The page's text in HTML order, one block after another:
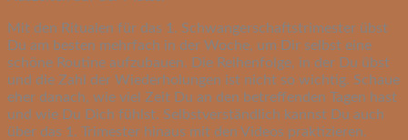
Mit den Ritualen für das 1. Schwangerschaftstrimester übst
Du am besten mehrfach in der Woche, um Dir selbst eine
schöne Routine aufzubauen. Die Reihenfolge, in der Du übst
und die Zahl der Wiederholungen ist nicht so wichtig. Schaue
eher danach, wie viel Zeit Du an den betreffenden Tagen hast
und wie Du Dich fühlst. Selbstverständlich kannst Du auch
über das 1. Trimester hinaus mit den Videos praktizieren.